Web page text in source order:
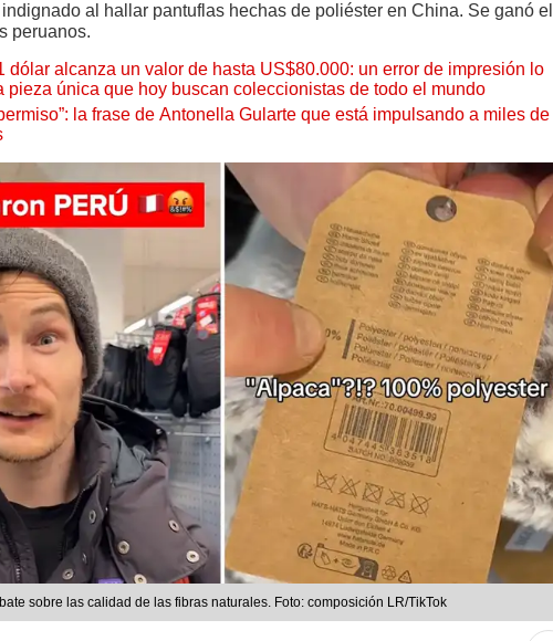
al hallar pantuflas hechas de poliéster en China. Se ganó el
peruanos.
dólar alcanza un valor de hasta US$80.000: un error de impresión lo
pieza única que hoy buscan coleccionistas de todo el mundo
la frase de Antonella Gularte que está impulsando a miles de
sobre las calidad de las fibras naturales. Foto: composición LR/TikTok